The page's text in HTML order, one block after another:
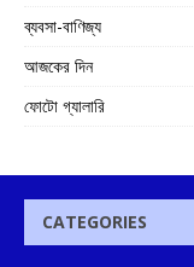
ব্যবসা-বাণিজ্য
আজকের দিন
ফোটো গ্যালারি
CATEGORIES